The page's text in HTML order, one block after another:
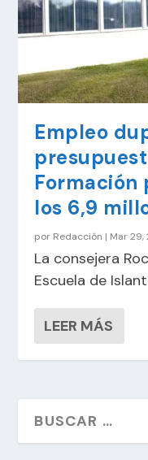
Empleo
Formación
los 6,9
por Redacción | Mar 29,
La consejera
Escuela de
LEER MÁS